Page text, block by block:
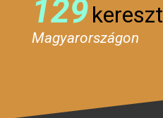
129kereszt
Magyarországon